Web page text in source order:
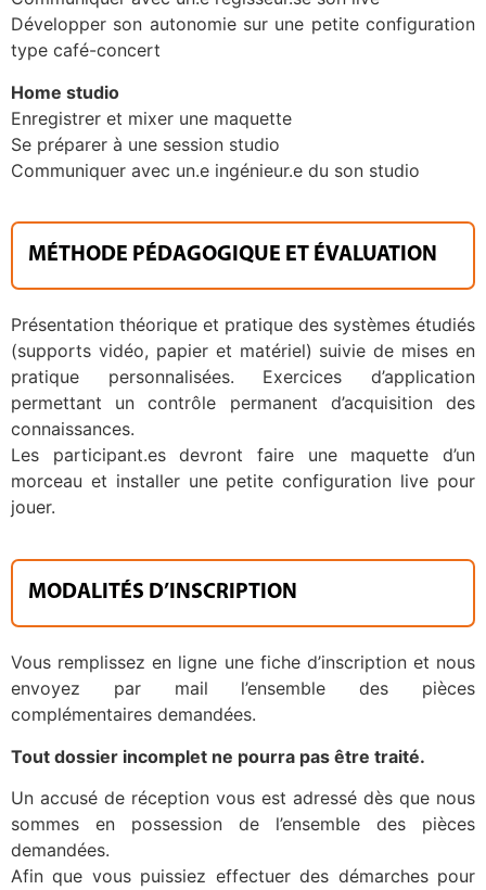
Développer son autonomie sur une petite configuration
type café-concert
Home studio
Enregistrer et mixer une maquette
Se préparer à une session studio
Communiquer avec un.e ingénieur.e du son studio
MÉTHODE PÉDAGOGIQUE ET ÉVALUATION
Présentation théorique et pratique des systèmes étudiés
(supports vidéo, papier et matériel) suivie de mises en
pratique personnalisées. Exercices d’application
permettant un contrôle permanent d’acquisition des
connaissances.
Les participant.es devront faire une maquette d’un
morceau et installer une petite configuration live pour
jouer.
MODALITÉS D’INSCRIPTION
Vous remplissez en ligne une fiche d’inscription et nous
envoyez par mail l’ensemble des pièces
complémentaires demandées.
Tout dossier incomplet ne pourra pas être traité.
Un accusé de réception vous est adressé dès que nous
sommes en possession de l’ensemble des pièces
demandées.
Afin que vous puissiez effectuer des démarches pour